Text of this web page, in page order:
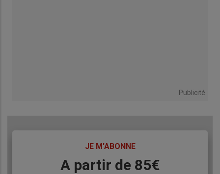
Publicité
JE M'ABONNE
A partir de 85€